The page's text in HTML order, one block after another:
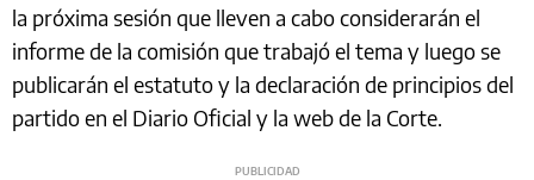
la próxima sesión que lleven a cabo considerarán el
informe de la comisión que trabajó el tema y luego se
publicarán el estatuto y la declaración de principios del
partido en el Diario Oficial y la web de la Corte.